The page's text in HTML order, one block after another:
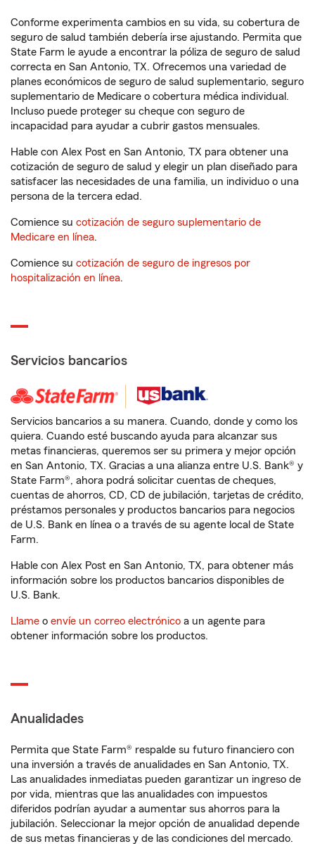
Conforme experimenta cambios en su vida, su cobertura de
seguro de salud también debería irse ajustando. Permita que
State Farm le ayude a encontrar la póliza de seguro de salud
correcta en San Antonio, TX. Ofrecemos una variedad de
planes económicos de seguro de salud suplementario, seguro
suplementario de Medicare o cobertura médica individual.
Incluso puede proteger su cheque con seguro de
incapacidad para ayudar a cubrir gastos mensuales.
Hable con Alex Post en San Antonio, TX para obtener una
cotización de seguro de salud y elegir un plan diseñado para
satisfacer las necesidades de una familia, un individuo o una
persona de la tercera edad.
Comience su cotización de seguro suplementario de
Medicare en línea.
Comience su cotización de seguro de ingresos por
hospitalización en línea.
Servicios bancarios
Servicios bancarios a su manera. Cuando, donde y como los
quiera. Cuando esté buscando ayuda para alcanzar sus
metas financieras, queremos ser su primera y mejor opción
en San Antonio, TX. Gracias a una alianza entre U.S. Bank® y
State Farm®, ahora podrá solicitar cuentas de cheques,
cuentas de ahorros, CD, CD de jubilación, tarjetas de crédito,
préstamos personales y productos bancarios para negocios
de U.S. Bank en línea o a través de su agente local de State
Farm.
Hable con Alex Post en San Antonio, TX, para obtener más
información sobre los productos bancarios disponibles de
U.S. Bank.
Llame o envíe un correo electrónico a un agente para
obtener información sobre los productos.
Anualidades
Permita que State Farm® respalde su futuro financiero con
una inversión a través de anualidades en San Antonio, TX.
Las anualidades inmediatas pueden garantizar un ingreso de
por vida, mientras que las anualidades con impuestos
diferidos podrían ayudar a aumentar sus ahorros para la
jubilación. Seleccionar la mejor opción de anualidad depende
de sus metas financieras y de las condiciones del mercado.